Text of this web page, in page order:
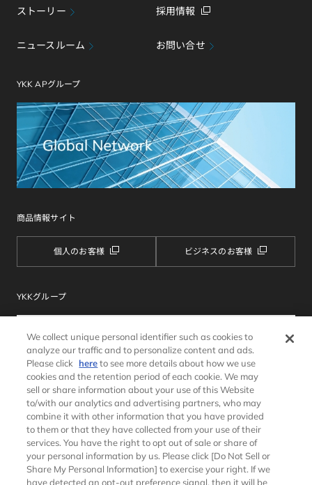
ストーリー 採用情報
ニュースルーム お問い合せ
YKK APグループ
商品情報サイト
個人のお客様 ビジネスのお客様
YKKグループ
サイトマップ
ウェブサイトのご利用条件
個人情報保護方針
クッキーポリシー
ソーシャルメディアポリシー
推奨環境
We collect unique personal identifier such as cookies to
analyze our traffic and to personalize content and ads.
Please click
hereto see more details about how we use
cookies and the retention period of each cookie. We may
sell or share information about your use of this Website
to/with our analytics and advertising partners, who may
combine it with other information that you have provided
to them or that they have collected from your use of their
services. You have the right to opt out of sale or share of
your personal information by us. Please click [Do Not Sell or
Share My Personal Information] to exercise your right. If we
have detected an opt-out preference signal, then it will be